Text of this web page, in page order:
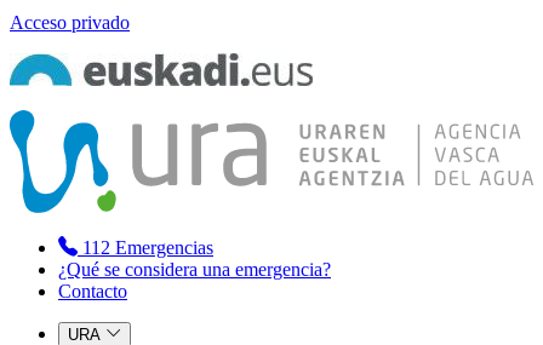
Acceso privado
112 Emergencias
¿Qué se considera una emergencia?
Contacto
URA